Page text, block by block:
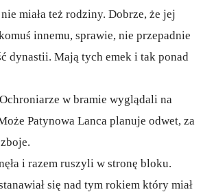
miała też rodziny. Dobrze, że jej
innemu, sprawie, nie przepadnie
dynastii. Mają tych emek i tak ponad
w bramie wyglądali na
Patynowa Lanca planuje odwet, za
i razem ruszyli w stronę bloku.
się nad tym rokiem który miał